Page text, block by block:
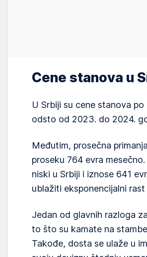
Cene stanova u
U Srbiji su cene stanova
odsto od 2023. do 2024.
Međutim, prosečna
proseku 764 evra
niski u Srbiji i iznose 641
ublažiti eksponencijalni
Jedan od glavnih razloga
to što su kamate na
Takođe, dosta se ulaže u